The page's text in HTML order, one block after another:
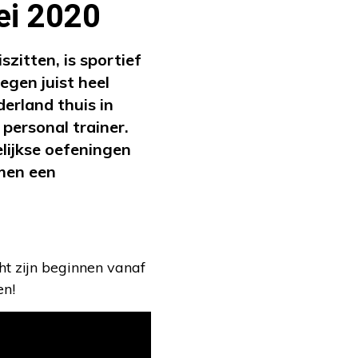
2020
is sportief
juist heel
thuis in
trainer.
oefeningen
een
zijn beginnen vanaf